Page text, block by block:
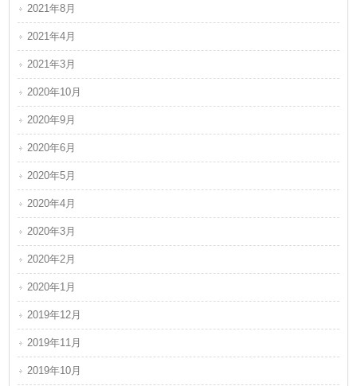
2021年8月
2021年4月
2021年3月
2020年10月
2020年9月
2020年6月
2020年5月
2020年4月
2020年3月
2020年2月
2020年1月
2019年12月
2019年11月
2019年10月